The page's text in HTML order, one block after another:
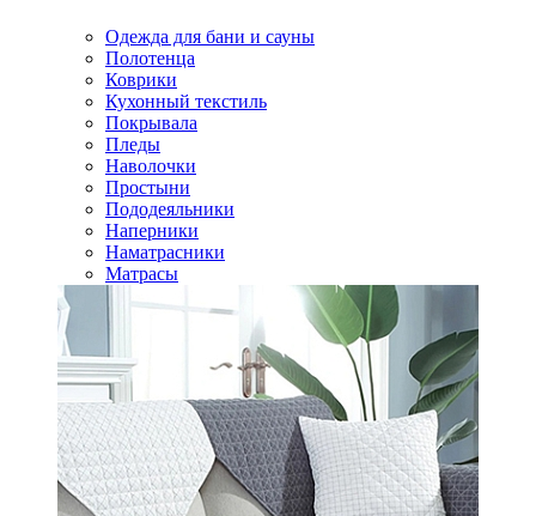
Одежда для бани и сауны
Полотенца
Коврики
Кухонный текстиль
Покрывала
Пледы
Наволочки
Простыни
Пододеяльники
Наперники
Наматрасники
Матрасы